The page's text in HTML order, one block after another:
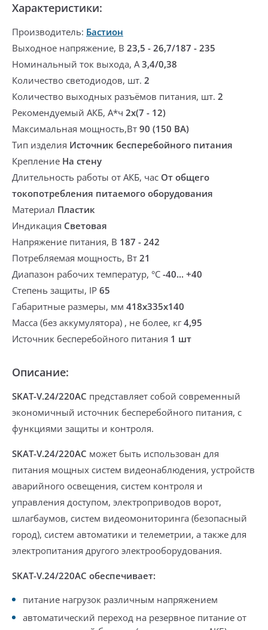
Характеристики:
Производитель: Бастион
Выходное напряжение, В 23,5 - 26,7/187 - 235
Номинальный ток выхода, А3,4/0,38
Количество светодиодов, шт. 2
Количество выходных разъёмов питания, шт. 2
Рекомендуемый АКБ, А*ч 2х(7 - 12)
Максимальная мощность,Вт 90 (150 ВА)
Тип изделия Источник бесперебойного питания
Крепление На стену
Длительность работы от АКБ, час От общего
токопотребления питаемого оборудования
Материал Пластик
Индикация Световая
Напряжение питания, В 187 - 242
Потребляемая мощность, Вт 21
Диапазон рабочих температур, °С -40... +40
Степень защиты, IP 65
Габаритные размеры, мм 418х335х140
Масса (без аккумулятора) , не более, кг4,95
Источник бесперебойного питания 1 шт
Описание:
SKAT-V.24/220AC представляет собой современный
экономичный источник бесперебойного питания, с
функциями защиты и контроля.
SKAT-V.24/220AC может быть использован для
питания мощных систем видеонаблюдения, устройств
аварийного освещения, систем контроля и
управления доступом, электроприводов ворот,
шлагбаумов, систем видеомониторинга (безопасный
город), систем автоматики и телеметрии, а также для
электропитания другого электрооборудования.
SKAT-V.24/220AC обеспечивает:
питание нагрузок различным напряжением
автоматический переход на резервное питание от